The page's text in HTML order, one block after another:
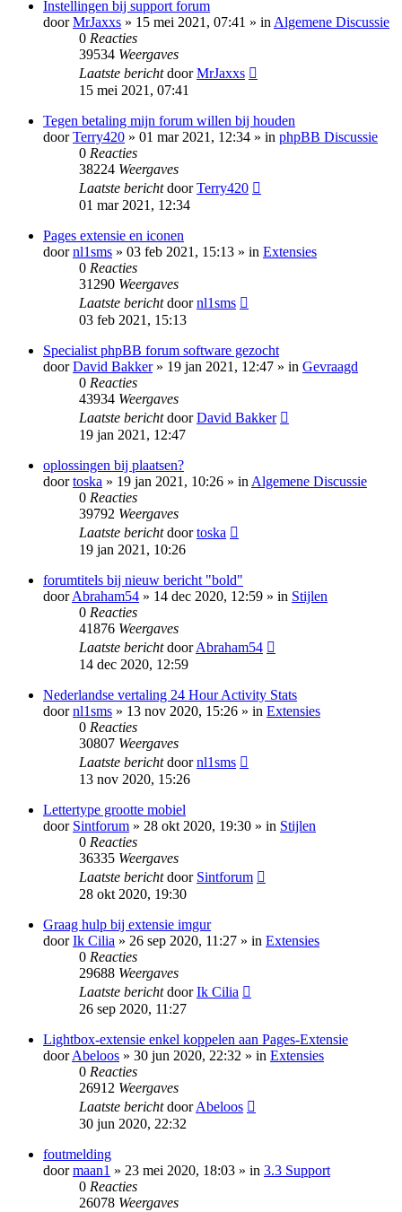
Instellingen bij support forum
doorMrJaxxs » 15 mei 2021, 07:41 » inAlgemene Discussie
0 Reacties
39534 Weergaves
Laatste berichtdoorMrJaxxs
15 mei 2021, 07:41
Tegen betaling mijn forum willen bij houden
doorTerry420 » 01 mar 2021, 12:34 » in phpBB Discussie
0 Reacties
38224 Weergaves
Laatste berichtdoorTerry420
01 mar 2021, 12:34
Pages extensie en iconen
doornl1sms » 03 feb 2021, 15:13 » in Extensies
0 Reacties
31290 Weergaves
Laatste berichtdoornl1sms
03 feb 2021, 15:13
Specialist phpBB forum software gezocht
doorDavid Bakker» 19 jan 2021, 12:47 » in Gevraagd
0 Reacties
43934 Weergaves
Laatste berichtdoorDavid Bakker
19 jan 2021, 12:47
oplossingen bij plaatsen?
doortoska » 19 jan 2021, 10:26 » inAlgemene Discussie
0 Reacties
39792 Weergaves
Laatste berichtdoortoska
19 jan 2021, 10:26
forumtitels bij nieuw bericht "bold"
doorAbraham54 » 14 dec 2020, 12:59 » in Stijlen
0 Reacties
41876 Weergaves
Laatste berichtdoorAbraham54
14 dec 2020, 12:59
Nederlandse vertaling 24 Hour Activity Stats
doornl1sms » 13 nov 2020, 15:26 » in Extensies
0 Reacties
30807 Weergaves
Laatste berichtdoornl1sms
13 nov 2020, 15:26
Lettertype grootte mobiel
door Sintforum » 28 okt 2020, 19:30 » in Stijlen
0 Reacties
36335 Weergaves
Laatste berichtdoor Sintforum
28 okt 2020, 19:30
Graag hulp bij extensie imgur
doorIk Cilia » 26 sep 2020, 11:27 » in Extensies
0 Reacties
29688 Weergaves
Laatste berichtdoorIk Cilia
26 sep 2020, 11:27
Lightbox-extensie enkel koppelen aan Pages-Extensie
doorAbeloos » 30 jun 2020, 22:32 » in Extensies
0 Reacties
26912 Weergaves
Laatste berichtdoorAbeloos
30 jun 2020, 22:32
foutmelding
doormaan1 » 23 mei 2020, 18:03 » in 3.3 Support
0 Reacties
26078 Weergaves